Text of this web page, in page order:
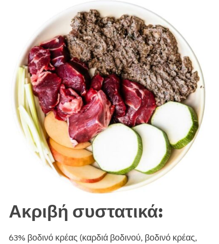
Ακριβή συστατικά:
63% βοδινό κρέας (καρδιά βοδινού, βοδινό κρέας,